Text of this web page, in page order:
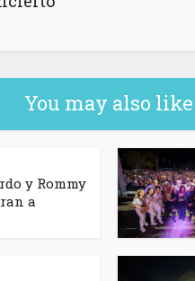
You may also like
y Rommy
a